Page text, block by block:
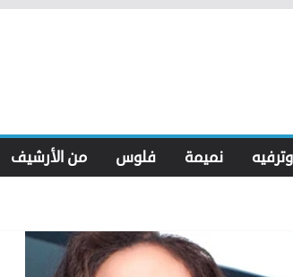
نميمة فلوس من الأرشيف